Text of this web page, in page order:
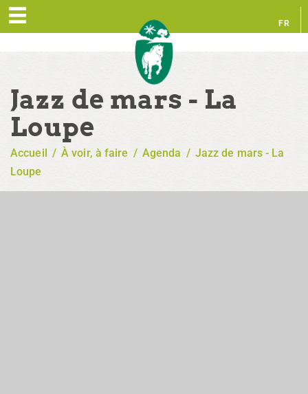
FR
Jazz de mars - La
Loupe
Accueil / À voir, à faire / Agenda / Jazz de mars - La
Loupe